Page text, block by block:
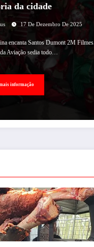
da cidade
17 De Dezembro De 2025
encanta Santos Dumont 2M
Aviação sedia todo…
informação